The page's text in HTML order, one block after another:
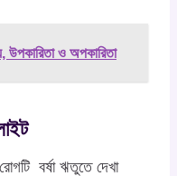
উপকারিতা ও অপকারিতা
বর্ষা ঋতুতে দেখা